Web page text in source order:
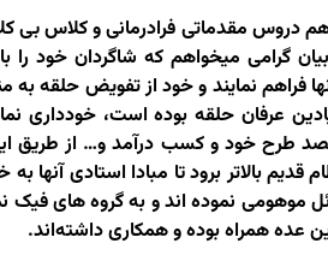
هم دروس مقدماتی فرادرمانی و کلاس
گرامی میخواهم که شاگردان خود
فراهم نمایند و خود از تفویض حلقه
عرفان حلقه بوده است، خودداری
قصد طرح خود و کسب درآمد و… از طریق
بالاتر برود تا مبادا استادی آنها
موهومی نموده اند و به گروه های
همراه بوده و همکاری داشته‌اند.